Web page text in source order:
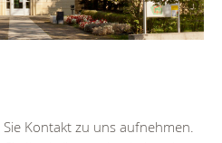
Kontakt zu uns aufnehmen.